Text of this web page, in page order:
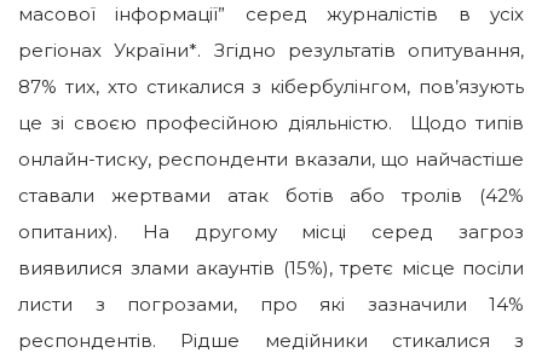
масової інформації” серед журналістів в усіх
регіонах України*. Згідно результатів опитування,
87% тих, хто стикалися з кібербулінгом, пов’язують
це зі своєю професійною діяльністю. Щодо типів
онлайн-тиску, респонденти вказали, що найчастіше
ставали жертвами атак ботів або тролів (42%
опитаних). На другому місці серед загроз
виявилися злами акаунтів (15%), третє місце посіли
листи з погрозами, про які зазначили 14%
респондентів. Рідше медійники стикалися з